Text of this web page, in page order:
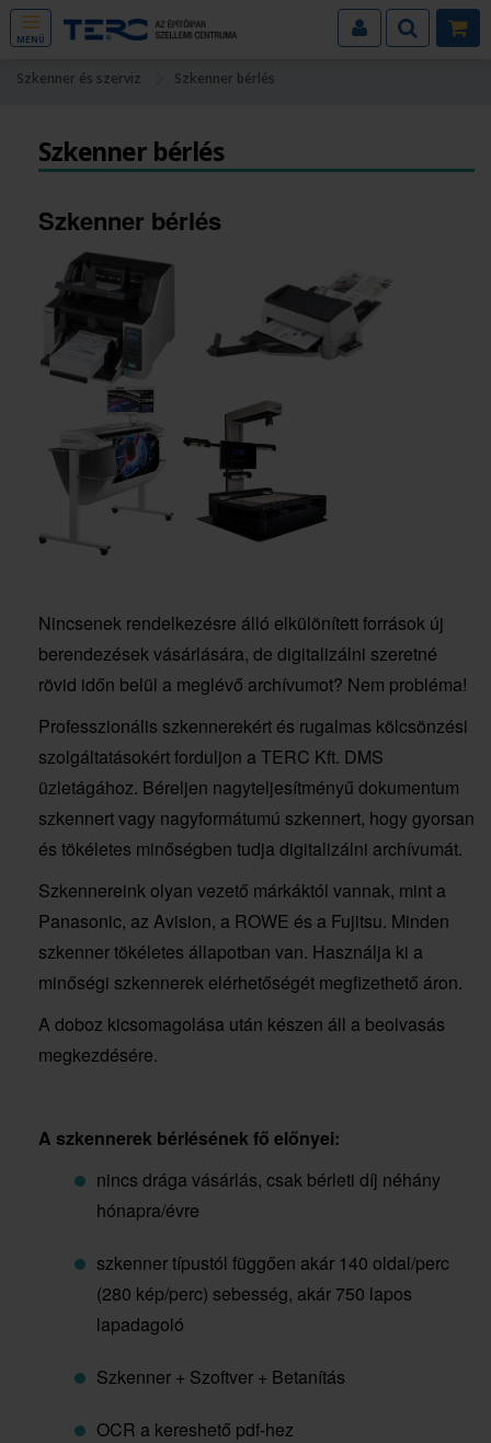
MENÜ
Szkenner és szerviz Szkenner bérlés
Szkenner bérlés
Szkenner bérlés
Nincsenek rendelkezésre álló elkülönített források új
berendezések vásárlására, de digitalizálni szeretné
rövid időn belül a meglévő archívumot? Nem probléma!
Professzionális szkennerekért és rugalmas kölcsönzési
szolgáltatásokért forduljon a TERC Kft. DMS
üzletágához. Béreljen nagyteljesítményű dokumentum
szkennert vagy nagyformátumú szkennert, hogy gyorsan
és tökéletes minőségben tudja digitalizálni archívumát.
Szkennereink olyan vezető márkáktól vannak, mint a
Panasonic, az Avision, a ROWE és a Fujitsu. Minden
szkenner tökéletes állapotban van. Használja ki a
minőségi szkennerek elérhetőségét megfizethető áron.
A doboz kicsomagolása után készen áll a beolvasás
megkezdésére.
A szkennerek bérlésének fő előnyei:
nincs drága vásárlás, csak bérleti díj néhány
hónapra/évre
szkenner típustól függően akár 140 oldal/perc
(280 kép/perc) sebesség, akár 750 lapos
lapadagoló
Szkenner + Szoftver + Betanítás
OCR a kereshető pdf-hez